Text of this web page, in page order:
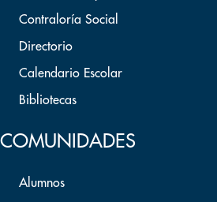
Contraloría Social
Directorio
Calendario Escolar
Bibliotecas
COMUNIDADES
Alumnos